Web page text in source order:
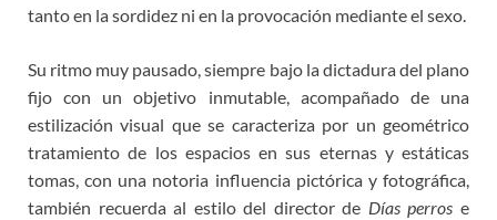
tanto en la sordidez ni en la provocación mediante el sexo.
Su ritmo muy pausado, siempre bajo la dictadura del plano
fijo con un objetivo inmutable, acompañado de una
estilización visual que se caracteriza por un geométrico
tratamiento de los espacios en sus eternas y estáticas
tomas, con una notoria influencia pictórica y fotográfica,
también recuerda al estilo del director de Días perros e